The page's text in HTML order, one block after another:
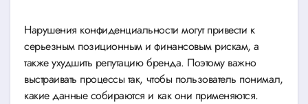
Нарушения конфиденциальности могут привести к
серьезным позиционным и финансовым рискам, а
также ухудшить репутацию бренда. Поэтому важно
выстраивать процессы так, чтобы пользователь понимал,
какие данные собираются и как они применяются.